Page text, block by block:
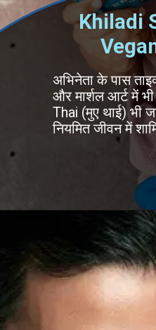
अभिनेता के पास
और मार्शल आर्ट में
Thai (मुए थाई) भी
नियमित जीवन में
Khiladi